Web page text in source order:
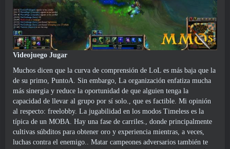
Videojuego Jugar
Muchos dicen que la curva de comprensión de LoL es más baja que la
de su primo, PuntoA. Sin embargo, La organización enfatiza mucha
más sinergia y reduce la oportunidad de que alguien tenga la
capacidad de llevar al grupo por sí solo., que es factible. Mi opinión
al respecto: freelobby. La jugabilidad en los modos Timeless es la
típica de un MOBA. Hay una fase de carriles., donde principalmente
cultivas súbditos para obtener oro y experiencia mientras, a veces,
luchas contra el enemigo.. Matar campeones adversarios también te